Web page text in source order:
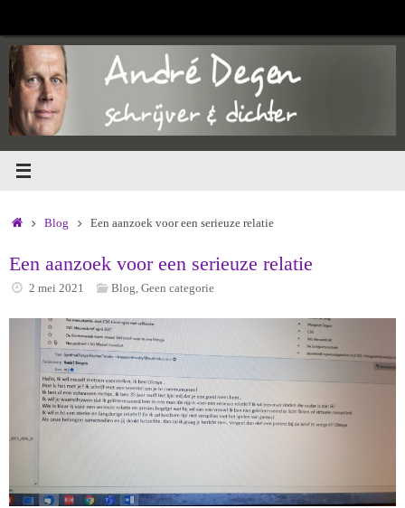
de
inhoud
HomeBlog Een aanzoek voor een serieuze relatie
Een aanzoek voor een serieuze relatie
2 mei 2021 Blog,Geen categorie